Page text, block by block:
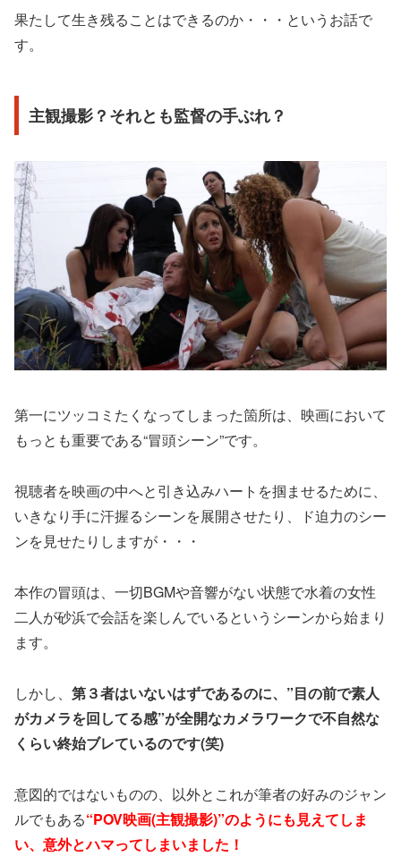
果たして生き残ることはできるのか・・・というお話で
す。
主観撮影？それとも監督の手ぶれ？
第一にツッコミたくなってしまった箇所は、映画において
もっとも重要である“冒頭シーン”です。
視聴者を映画の中へと引き込みハートを掴ませるために、
いきなり手に汗握るシーンを展開させたり、ド迫力のシー
ンを見せたりしますが・・・
本作の冒頭は、一切BGMや音響がない状態で水着の女性
二人が砂浜で会話を楽しんでいるというシーンから始まり
ます。
しかし、 第３者はいないはずであるのに、”目の前で素人
がカメラを回してる感”が全開なカメラワークで不自然な
くらい終始ブレているのです(笑)
意図的ではないものの、以外とこれが筆者の好みのジャン
ルでもある“POV映画(主観撮影)”のようにも見えてしま
い、意外とハマってしまいました！